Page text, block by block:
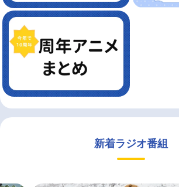
新着ラジオ番組